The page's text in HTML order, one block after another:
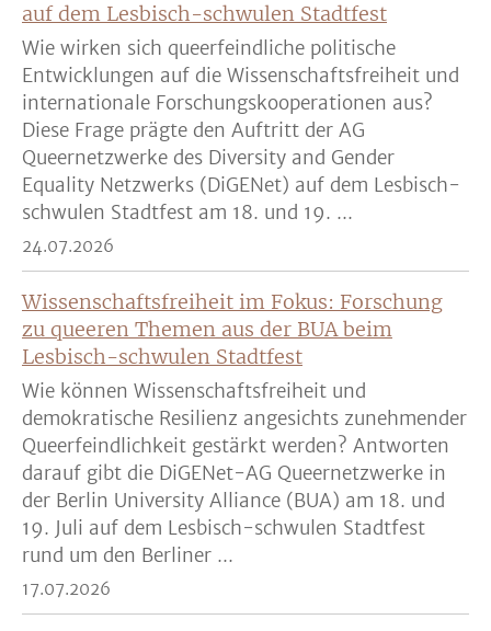
auf dem Lesbisch-schwulen Stadtfest
Wie wirken sich queerfeindliche politische
Entwicklungen auf die Wissenschaftsfreiheit und
internationale Forschungskooperationen aus?
Diese Frage prägte den Auftritt der AG
Queernetzwerke des Diversity and Gender
Equality Netzwerks (DiGENet) auf dem Lesbisch-
schwulen Stadtfest am 18. und 19. ...
24.07.2026
Wissenschaftsfreiheit im Fokus: Forschung
zu queeren Themen aus der BUA beim
Lesbisch-schwulen Stadtfest
Wie können Wissenschaftsfreiheit und
demokratische Resilienz angesichts zunehmender
Queerfeindlichkeit gestärkt werden? Antworten
darauf gibt die DiGENet-AG Queernetzwerke in
der Berlin University Alliance (BUA) am 18. und
19. Juli auf dem Lesbisch-schwulen Stadtfest
rund um den Berliner ...
17.07.2026